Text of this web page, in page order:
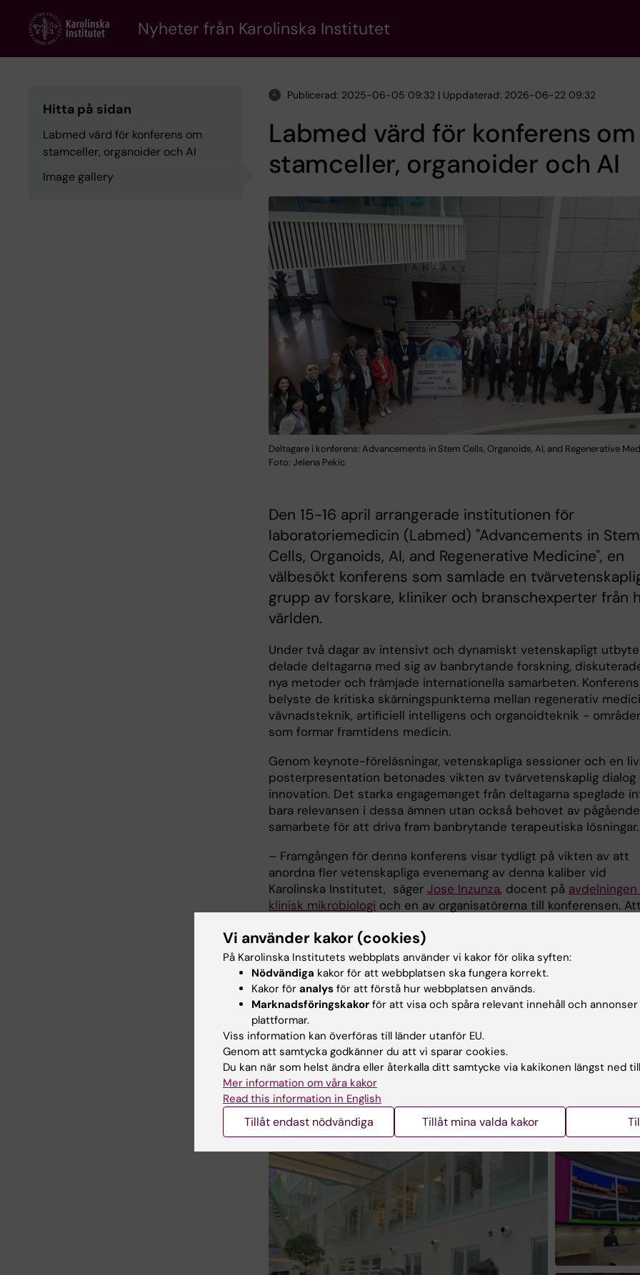
content
Nyheter från Karolinska Institutet
Hitta på sidan
Labmed värd för konferens om
stamceller, organoider och AI
Image gallery
Publicerad: 2025-06-05 09:32 | Uppdaterad: 2026-06-22 09:32
Labmed värd för konferens om
stamceller, organoider och AI
Deltagare i konferens: Advancements in Stem Cells, Organoids, AI, and Regenerative
Foto: Jelena Pekic
Den 15-16 april arrangerade institutionen för
laboratoriemedicin (Labmed) "Advancements in Stem
Cells, Organoids, AI, and Regenerative Medicine", en
välbesökt konferens som samlade en
grupp av forskare, kliniker och branschexperter från
världen.
Under två dagar av intensivt och dynamiskt vetenskapligt utbyte
delade deltagarna med sig av banbrytande forskning,
nya metoder och främjade internationella samarbeten.
belyste de kritiska skärningspunkterna mellan regenerativ
vävnadsteknik, artificiell intelligens och organoidteknik -
som formar framtidens medicin.
Genom keynote-föreläsningar, vetenskapliga sessioner och en
posterpresentation betonades vikten av tvärvetenskaplig dialog
innovation. Det starka engagemanget från deltagarna speglade
bara relevansen i dessa ämnen utan också behovet av pågående
samarbete för att driva fram banbrytande terapeutiska lösningar.
– Framgången för denna konferens visar tydligt på vikten av att
anordna fler vetenskapliga evenemang av denna kaliber vid
Karolinska Institutet, säger Jose Inzunza, docent på
klinisk mikrobiologi och en av organisatörerna till konferensen. Att
kunskapsutbyte är avgörande för att upprätthålla ledarskapet
medicinsk forskning och främja genombrott som kan förbättra
patientvården globalt.
Jose tillägger:
– Vi ser fram emot att göra denna konferens till ett årligt
och fortsätta att stödja de växande områdena regenerativ
AI-tillämpningar inom hälso- och sjukvården och därefter.
Image gallery
Vi använder kakor (cookies)
På Karolinska Institutets webbplats använder vi kakor för olika syften:
Nödvändiga kakor för att webbplatsen ska fungera korrekt.
Kakor för analys för att förstå hur webbplatsen används.
Marknadsföringskakor för att visa och spåra relevant innehåll och
plattformar.
Viss information kan överföras till länder utanför EU.
Genom att samtycka godkänner du att vi sparar cookies.
Du kan när som helst ändra eller återkalla ditt samtycke via kakikonen längst ned
Mer information om våra kakor
Read this information in English
Tillåt endast nödvändiga Tillåt mina valda kakor